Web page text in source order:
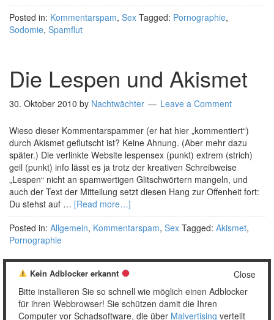
Posted in: Kommentarspam, Sex Tagged: Pornographie,
Sodomie, Spamflut
Die Lespen und Akismet
30. Oktober 2010 by Nachtwächter Leave a Comment
Wieso dieser Kommentarspammer (er hat hier „kommentiert“)
durch Akismet geflutscht ist? Keine Ahnung. (Aber mehr dazu
später.) Die verlinkte Website lespensex (punkt) extrem (strich)
geil (punkt) info lässt es ja trotz der kreativen Schreibweise
„Lespen“ nicht an spamwertigen Glitschwörtern mangeln, und
auch der Text der Mitteilung setzt diesen Hang zur Offenheit fort:
Du stehst auf … [Read more…]
Posted in: Allgemein, Kommentarspam, Sex Tagged: Akismet,
Pornographie
1 2 Weiter »
Close
Kein Adblocker erkannt
Bitte installieren Sie so schnell wie möglich einen Adblocker
für ihren Webbrowser! Sie schützen damit die Ihren
Computer vor Schadsoftware, die über Malvertising verteilt